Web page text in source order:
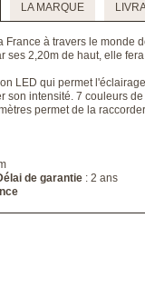
LA MARQUE
France à travers le monde
ses 2,20m de haut, elle
LED qui permet
son intensité. 7 couleurs
permet de la
de garantie : 2 ans